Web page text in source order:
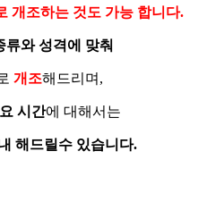
개조하는 것도 가능 합니다.
류와 성격에 맞춰
개조해드리며,
시간에 대해서는
해드릴수 있습니다.